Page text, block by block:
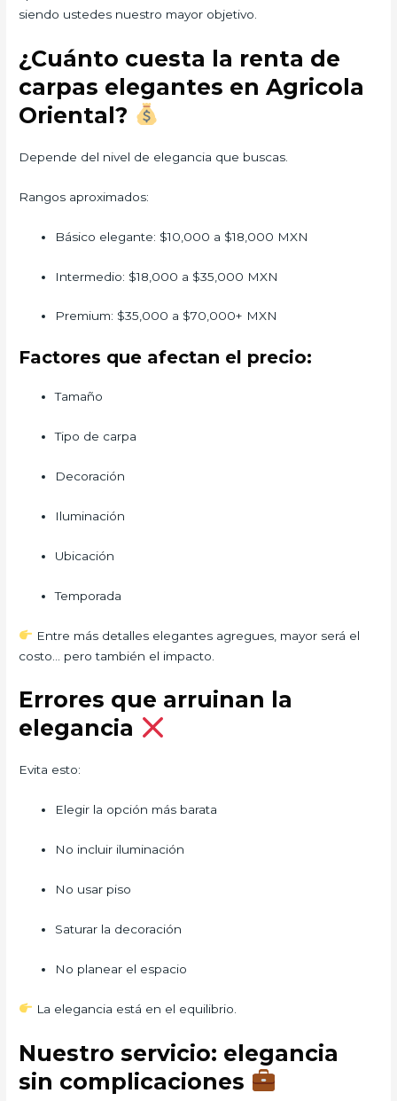
siendo ustedes nuestro mayor objetivo.
¿Cuánto cuesta la renta de
carpas elegantes en Agricola
Oriental?
Depende del nivel de elegancia que buscas.
Rangos aproximados:
Básico elegante: $10,000 a $18,000 MXN
Intermedio: $18,000 a $35,000 MXN
Premium: $35,000 a $70,000+ MXN
Factores que afectan el precio:
Tamaño
Tipo de carpa
Decoración
Iluminación
Ubicación
Temporada
Entre más detalles elegantes agregues, mayor será el
costo… pero también el impacto.
Errores que arruinan la
elegancia
Evita esto:
Elegir la opción más barata
No incluir iluminación
No usar piso
Saturar la decoración
No planear el espacio
La elegancia está en el equilibrio.
Nuestro servicio: elegancia
sin complicaciones